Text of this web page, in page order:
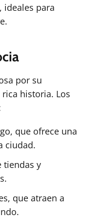
ideales para
por su
historia. Los
que ofrece una
ciudad.
tiendas y
que atraen a